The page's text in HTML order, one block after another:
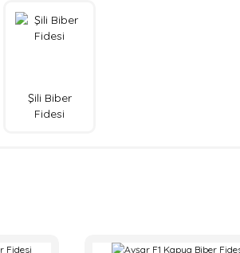
Şili Biber
Fidesi